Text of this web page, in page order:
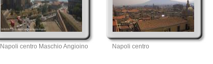
Napoli centro Maschio Angioino Napoli centro